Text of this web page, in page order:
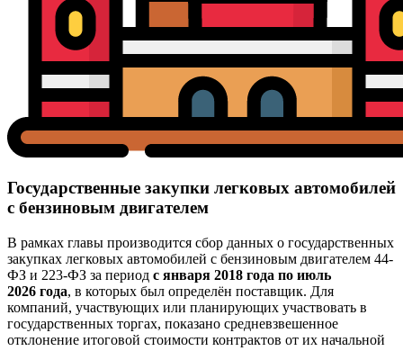
Государственные закупки легковых автомобилей
с бензиновым двигателем
В рамках главы производится сбор данных о государственных
закупках легковых автомобилей с бензиновым двигателем 44-
ФЗ и 223-ФЗ за период с января 2018 года по июль
2026 года, в которых был определён поставщик. Для
компаний, участвующих или планирующих участвовать в
государственных торгах, показано средневзвешенное
отклонение итоговой стоимости контрактов от их начальной